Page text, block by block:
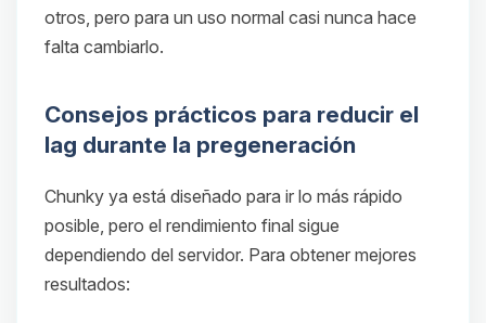
otros, pero para un uso normal casi nunca hace
falta cambiarlo.
Consejos prácticos para reducir el
lag durante la pregeneración
Chunky ya está diseñado para ir lo más rápido
posible, pero el rendimiento final sigue
dependiendo del servidor. Para obtener mejores
resultados: